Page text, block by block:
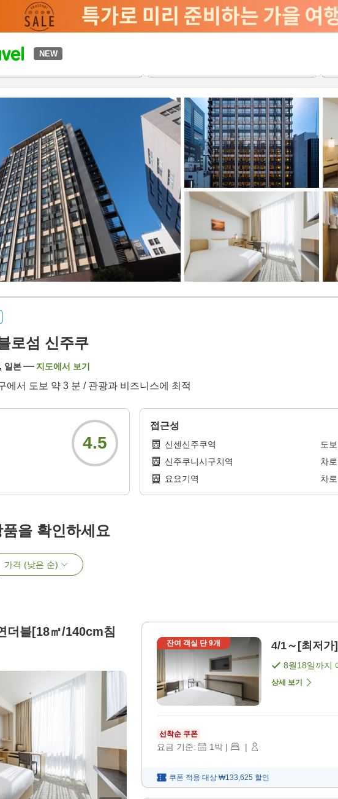
NEW
후기 하이라이트
로섬 신주쿠
일본 지도에서 보기
에서 도보 약 3 분 / 관광과 비즈니스에 최적
4.5
접근성
신센신주쿠역 도보
신주쿠니시구치역
차로
요요기역
차로
을 확인하세요
가격 (낮은 순)
더블[18㎡/140cm침
잔여 객실 단9개 4/1～[최저가
8월18일까지
상세 보기
선착순 쿠폰
요금 기준: 1박 | |
쿠폰 적용 대상 ₩133,625 할인